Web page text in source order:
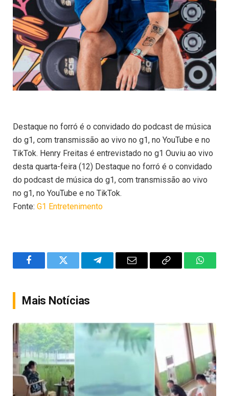
Destaque no forró é o convidado do podcast de música
do g1, com transmissão ao vivo no g1, no YouTube e no
TikTok. Henry Freitas é entrevistado no g1 Ouviu ao vivo
desta quarta-feira (12) Destaque no forró é o convidado
do podcast de música do g1, com transmissão ao vivo
no g1, no YouTube e no TikTok.
Fonte: G1 Entretenimento
FacebookTwitter TelegramEmail
Copy
Mais Notícias